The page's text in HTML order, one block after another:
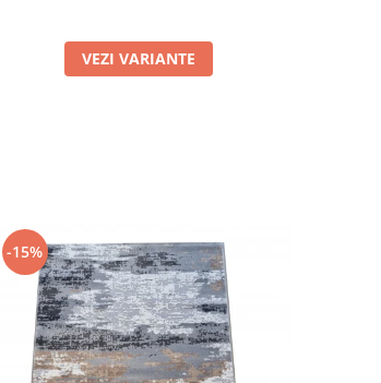
VEZI VARIANTE
-15%